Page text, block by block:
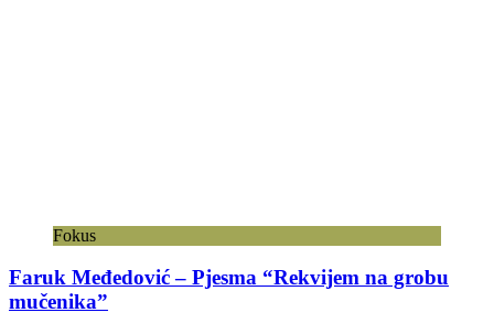
Fokus
Faruk Međedović – Pjesma “Rekvijem na grobu
mučenika”